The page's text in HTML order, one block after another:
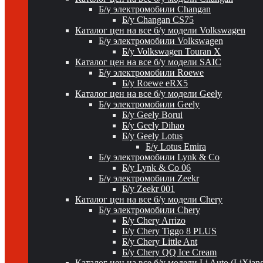
Б/у электромобили Changan
Б/у Changan CS75
Каталог цен на все б/у модели Volkswagen
Б/у электромобили Volkswagen
Б/у Volkswagen Touran X
Каталог цен на все б/у модели SAIC
Б/у электромобили Roewe
Б/у Roewe eRX5
Каталог цен на все б/у модели Geely
Б/у электромобили Geely
Б/у Geely Borui
Б/у Geely Dihao
Б/у Geely Lotus
Б/у Lotus Emira
Б/у электромобили Lynk & Co
Б/у Lynk & Co 06
Б/у электромобили Zeekr
Б/у Zeekr 001
Каталог цен на все б/у модели Chery
Б/у электромобили Chery
Б/у Chery Arrizo
Б/у Chery Tiggo 8 PLUS
Б/у Chery Little Ant
Б/у Chery QQ Ice Cream